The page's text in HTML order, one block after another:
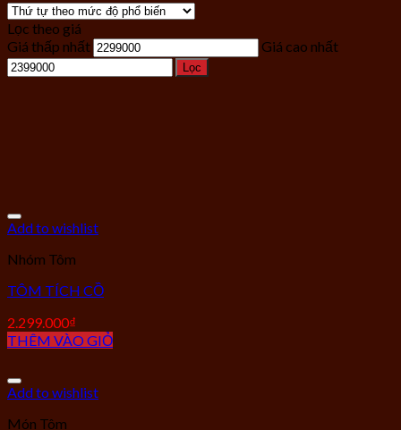
Lọc theo giá
Giá thấp nhất
Giá cao nhất
Lọc
Add to wishlist
Nhóm Tôm
TÔM TÍCH CỒ
2.299.000₫
THÊM VÀO GIỎ
Add to wishlist
Món Tôm